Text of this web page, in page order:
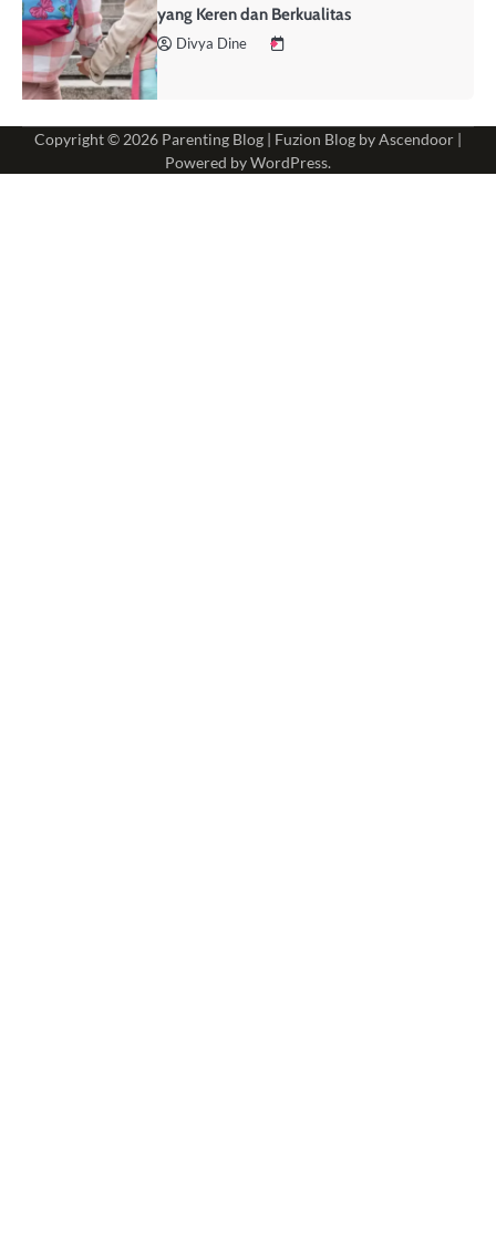
yang Keren dan Berkualitas
Divya Dine
Copyright © 2026 Parenting Blog | Fuzion Blog byAscendoor |
Powered byWordPress.